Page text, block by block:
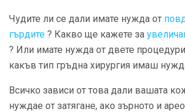
Чудите ли се дали имате нужда от
гърдите ? Какво ще кажете за
? Или имате нужда от двете
какъв тип гръдна хирургия имаш
Всичко зависи от това дали вашата
нуждае от затягане, ако зърното и